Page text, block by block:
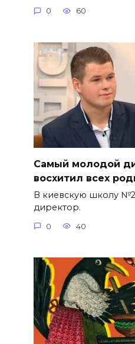
0 60
Самый молодой
восхитил всех
В киевскую школу
директор.
0 40